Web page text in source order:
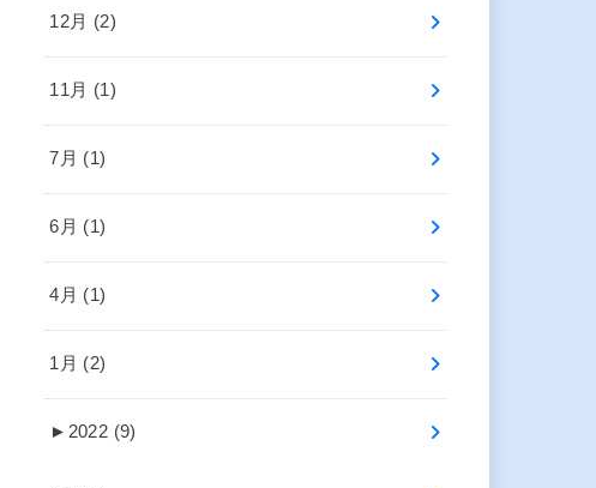
12月 (2)
11月 (1)
7月 (1)
6月 (1)
4月 (1)
1月 (2)
► 2022 (9)